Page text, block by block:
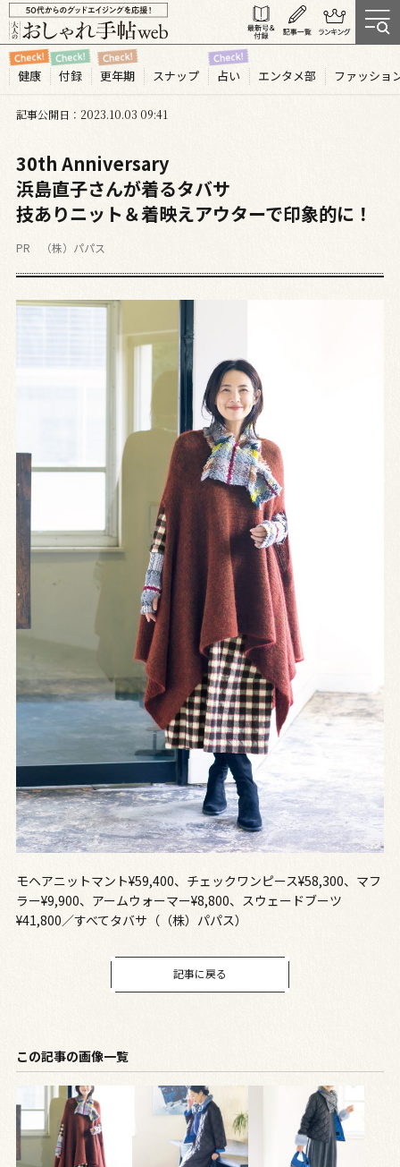
健康 付録 更年期 スナップ 占い エンタメ部 ファッショ
記事公開日 2023.10 03 09:41
30th Anniversary
浜島直子さんが着るタバサ
技ありニット＆着映えアウターで印象的に！
PR （株）パパス
モヘアニットマント¥59,400、チェックワンピース¥58,300、マフ
ラー¥9,900、アームウォーマー¥8,800、スウェードブーツ
¥41,800／すべてタバサ（（株）パパス）
記事に戻る
この記事の画像一覧